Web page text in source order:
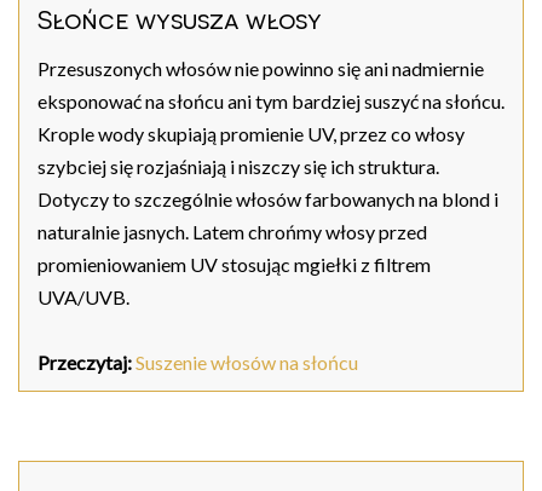
Słońce wysusza włosy
Przesuszonych włosów nie powinno się ani nadmiernie
eksponować na słońcu ani tym bardziej suszyć na słońcu.
Krople wody skupiają promienie UV, przez co włosy
szybciej się rozjaśniają i niszczy się ich struktura.
Dotyczy to szczególnie włosów farbowanych na blond i
naturalnie jasnych. Latem chrońmy włosy przed
promieniowaniem UV stosując mgiełki z filtrem
UVA/UVB.
Przeczytaj:Suszenie włosów na słońcu